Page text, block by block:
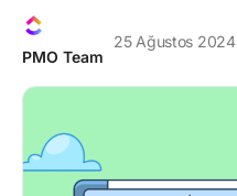
PMO Team
25 Ağustos 2024